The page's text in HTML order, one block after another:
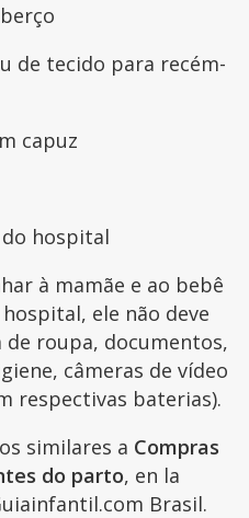
de tecido para recém-
capuz
hospital
à mamãe e ao bebê
ele não deve
de roupa, documentos,
câmeras de vídeo
respectivas baterias).
similares a Compras
do parto, en la
Brasil.